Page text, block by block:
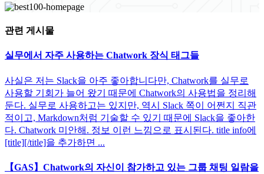
관련 게시물
실무에서 자주 사용하는 Chatwork 장식 태그들
사실은 저는 Slack을 아주 좋아합니다만, Chatwork를 실무로
사용할 기회가 늘어 왔기 때문에 Chatwork의 사용법을 정리해
둔다. 실무로 사용하고는 있지만, 역시 Slack 쪽이 어쩐지 직관
적이고, Markdown처럼 기술할 수 있기 때문에 Slack을 좋아한
다. Chatwork 미안해. 정보 이런 느낌으로 표시된다. title info에
[title][/title]을 추가하면 ...
【GAS】Chatwork의 자신이 참가하고 있는 그룹 채팅 일람을